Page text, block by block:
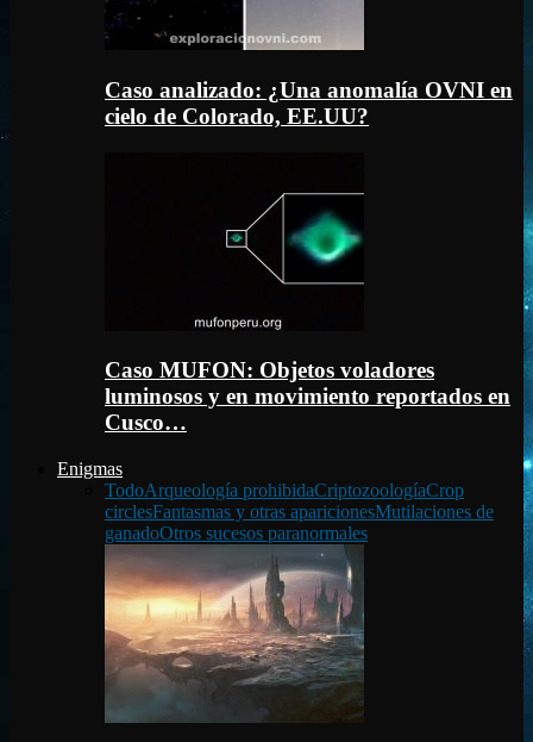
Caso analizado: ¿Una anomalía OVNI en
cielo de Colorado, EE.UU?
Caso MUFON: Objetos voladores
luminosos y en movimiento reportados en
Cusco…
Enigmas
TodoArqueología prohibidaCriptozoologíaCrop
circlesFantasmas y otras aparicionesMutilaciones de
ganadoOtros sucesos paranormales